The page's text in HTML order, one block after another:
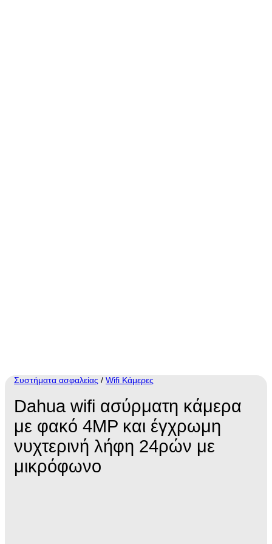
Συστήματα ασφαλείας / Wifi Κάμερες
Dahua wifi ασύρματη κάμερα
με φακό 4MP και έγχρωμη
νυχτερινή λήφη 24ρών με
μικρόφωνο